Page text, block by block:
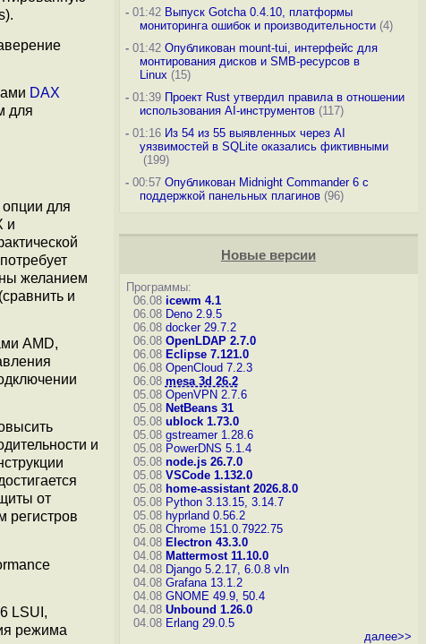
DAX
для
для
и
желанием
и
AMD,
и
от
регистров
LSUI,
режима
-01:42 Выпуск Gotcha 0.4.10, платформы
мониторинга ошибок и производительности(4)
-01:42 Опубликован mount-tui, интерфейс для
монтирования дисков и SMB-ресурсов в
Linux (15)
-01:39 Проект Rust утвердил правила в отношении
использования AI-инструментов(117)
-01:16 Из 54 из 55 выявленных через AI
уязвимостей в SQLite оказались фиктивными
(199)
-00:57 Опубликован Midnight Commander 6 c
поддержкой панельных плагинов(96)
Новые версии
Программы:
06.08 icewm 4.1
06.08 Deno 2.9.5
06.08 docker 29.7.2
06.08 OpenLDAP 2.7.0
06.08 Eclipse 7.121.0
06.08 OpenCloud 7.2.3
06.08 mesa 3d 26.2
05.08 OpenVPN 2.7.6
05.08 NetBeans 31
05.08 ublock 1.73.0
05.08 gstreamer 1.28.6
05.08 PowerDNS 5.1.4
05.08 node.js 26.7.0
05.08 VSCode 1.132.0
05.08 home-assistant 2026.8.0
05.08 Python 3.13.15, 3.14.7
05.08 hyprland 0.56.2
05.08 Chrome 151.0.7922.75
04.08 Electron 43.3.0
04.08 Mattermost 11.10.0
04.08 Django 5.2.17, 6.0.8 vln
04.08 Grafana 13.1.2
04.08 GNOME 49.9, 50.4
04.08 Unbound 1.26.0
04.08 Erlang 29.0.5
далее>>